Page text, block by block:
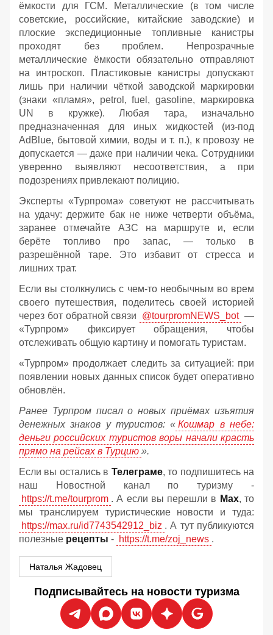
ёмкости для ГСМ. Металлические (в том числе
советские, российские, китайские заводские) и
плоские экспедиционные топливные канистры
проходят без проблем. Непрозрачные
металлические ёмкости обязательно отправляют
на интроскоп. Пластиковые канистры допускают
лишь при наличии чёткой заводской маркировки
(знаки «пламя», petrol, fuel, gasoline, маркировка
UN в кружке). Любая тара, изначально
предназначенная для иных жидкостей (из‑под
AdBlue, бытовой химии, воды и т. п.), к провозу не
допускается — даже при наличии чека. Сотрудники
уверенно выявляют несоответствия, а при
подозрениях привлекают полицию.
Эксперты «Турпрома» советуют не рассчитывать
на удачу: держите бак не ниже четверти объёма,
заранее отмечайте АЗС на маршруте и, если
берёте топливо про запас, — только в
разрешённой таре. Это избавит от стресса и
лишних трат.
Если вы столкнулись с чем-то необычным во врем
своего путешествия, поделитесь своей историей
через бот обратной связи
@tourpromNEWS_bot —
«Турпром» фиксирует обращения, чтобы
отслеживать общую картину и помогать туристам.
«Турпром» продолжает следить за ситуацией: при
появлении новых данных список будет оперативно
обновлён.
Ранее Турпром писал о новых приёмах изъятия
денежных знаков у туристов: « Кошмар в небе:
деньги российских туристов воры начали красть
прямо на рейсах в Турцию ».
Если вы остались в Телеграме, то подпишитесь на
наш Новостной канал по туризму -
https://t.me/tourprom . А если вы перешли в Мах, то
мы транслируем туристические новости и туда:
https://max.ru/id7743542912_biz . А тут публикуются
полезные рецепты - https://t.me/zoj_news .
Наталья Жадовец
Подписывайтесь на новости туризма